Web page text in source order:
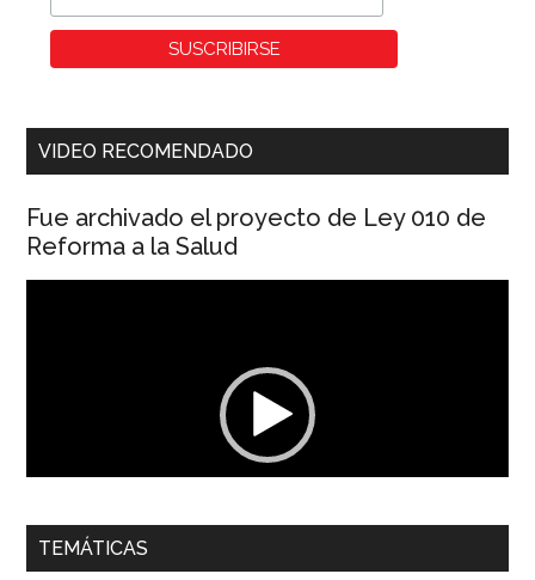
VIDEO RECOMENDADO
Fue archivado el proyecto de Ley 010 de
Reforma a la Salud
00:00 01:04
Dra. Carolina Corcho Mejía,Presidenta Corporación
TEMÁTICAS